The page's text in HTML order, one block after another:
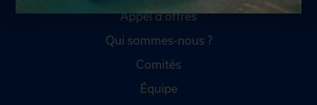
Appel d'offres
Qui sommes-nous ?
Comités
Équipe